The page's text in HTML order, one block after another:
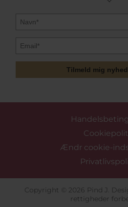
Tilmeld mig
Ændr cookie-
Copyright © 2026 Pind J.
rettigheder